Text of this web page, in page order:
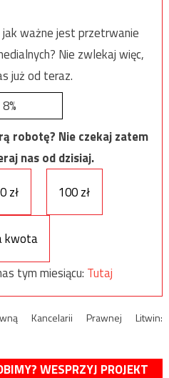
ważne jest przetrwanie
Nie zwlekaj więc,
już od teraz.
8%
robotę? Nie czekaj zatem
nas od dzisiaj.
zł 100 zł
kwota
tym miesiącu: Tutaj
Kancelarii Prawnej Litwin:
WESPRZYJ PROJEKT